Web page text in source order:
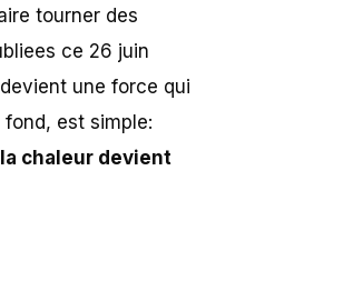
tourner des
ce 26 juin
une force qui
est simple:
chaleur devient